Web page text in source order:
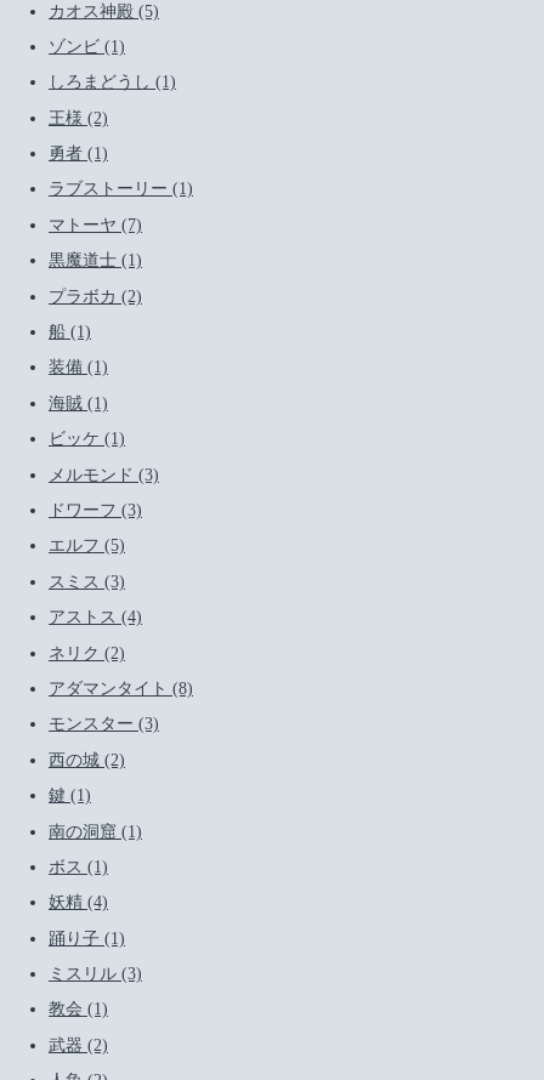
カオス神殿 (5)
ゾンビ (1)
しろまどうし (1)
王様 (2)
勇者 (1)
ラブストーリー (1)
マトーヤ (7)
黒魔道士 (1)
プラボカ (2)
船 (1)
装備 (1)
海賊 (1)
ビッケ (1)
メルモンド (3)
ドワーフ (3)
エルフ (5)
スミス (3)
アストス (4)
ネリク (2)
アダマンタイト (8)
モンスター (3)
西の城 (2)
鍵 (1)
南の洞窟 (1)
ボス (1)
妖精 (4)
踊り子 (1)
ミスリル (3)
教会 (1)
武器 (2)